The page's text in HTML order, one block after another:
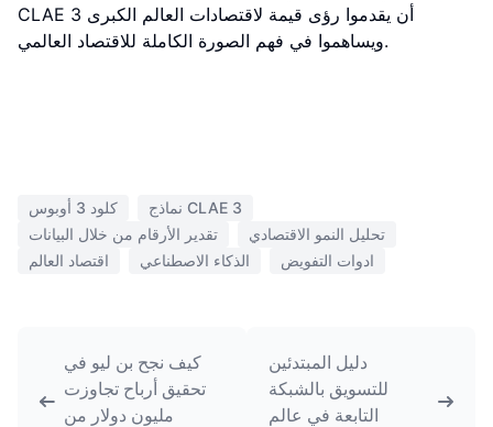
CLAE 3 أن يقدموا رؤى قيمة لاقتصادات العالم الكبرى
ويساهموا في فهم الصورة الكاملة للاقتصاد العالمي.
كلود 3 أوبوس
نماذج CLAE 3
تقدير الأرقام من خلال البيانات
تحليل النمو الاقتصادي
اقتصاد العالم
الذكاء الاصطناعي ادوات التفويض
كيف نجح بن ليو في
تحقيق أرباح تجاوزت
مليون دولار من
دليل المبتدئين
للتسويق بالشبكة
التابعة في عالم